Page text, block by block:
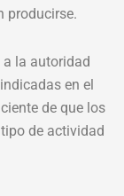
producirse.
la autoridad
en el
de que los
de actividad